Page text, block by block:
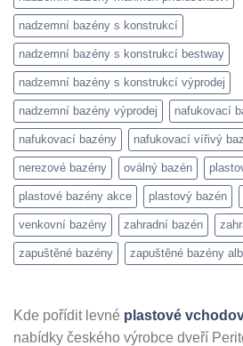
nadzemní bazény s konstrukcí
nadzemní bazény s konstrukcí bestway
nadzemní bazény s konstrukcí výprodej
nadzemní bazény výprodej nafukovací
nafukovací bazény nafukovací vířivý
nerezové bazény oválný bazén
plastové bazény akce plastový bazén
venkovní bazény zahradní bazén
zapuštěné bazény zapuštěné bazény
Kde pořídit levné plastové
nabídky českého výrobce dveří